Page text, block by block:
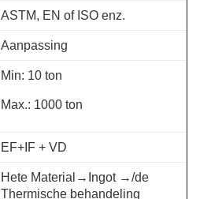
ASTM, EN of ISO enz.
Aanpassing
Min: 10 ton
Max.: 1000 ton
EF+IF + VD
Hete Material→Ingot →/de
Thermische behandeling